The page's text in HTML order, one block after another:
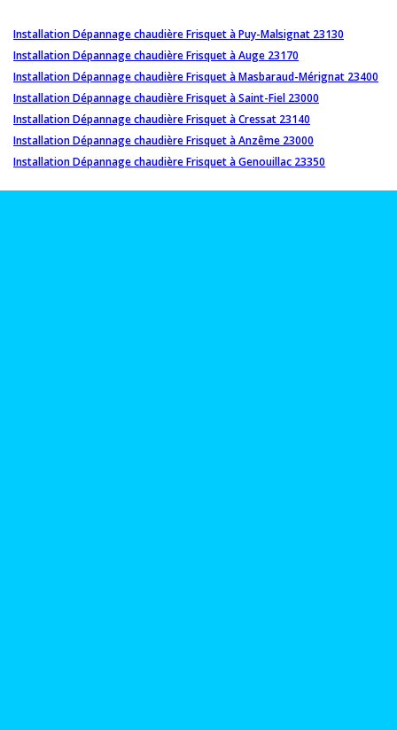
Installation Dépannage chaudière Frisquet à Puy-Malsignat 23130
Installation Dépannage chaudière Frisquet à Auge 23170
Installation Dépannage chaudière Frisquet à Masbaraud-Mérignat 23400
Installation Dépannage chaudière Frisquet à Saint-Fiel 23000
Installation Dépannage chaudière Frisquet à Cressat 23140
Installation Dépannage chaudière Frisquet à Anzême 23000
Installation Dépannage chaudière Frisquet à Genouillac 23350